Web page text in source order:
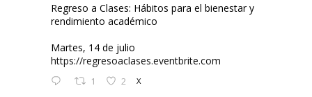
Regreso a Clases: Hábitos para el bienestar y
rendimiento académico
Martes, 14 de julio
https://regresoaclases.eventbrite.com
1 2 X